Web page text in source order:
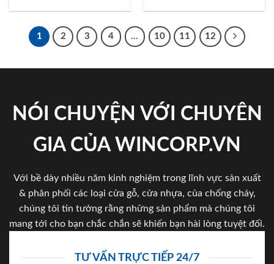
1 2 3 4 … 10 11 12
NÓI CHUYỆN VỚI CHUYÊN
GIA CỦA WINCORP.VN
Với bề dày nhiều năm kinh nghiệm trong lĩnh vực sản xuất
& phân phối các loại cửa gỗ, cửa nhựa, của chống cháy,
chúng tôi tin tưởng rằng những sản phẩm mà chúng tôi
mang tới cho bạn chắc chắn sẽ khiến bạn hài lòng tuyệt đối.
TƯ VẤN TRỰC TIẾP 24/7